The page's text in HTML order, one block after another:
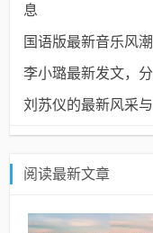
息
国语版最新音乐风
李小璐最新发文，
刘苏仪的最新风采
阅读最新文章